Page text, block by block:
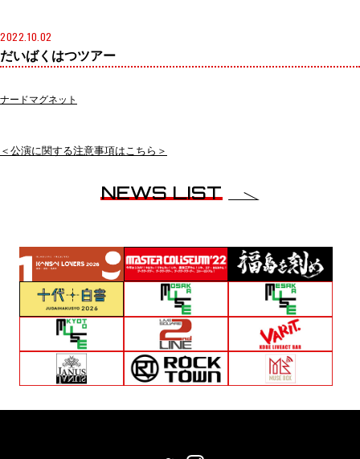
2022.10.02
だいばくはつツアー
ナードマグネット
＜公演に関する注意事項はこちら＞
NEWS LIST